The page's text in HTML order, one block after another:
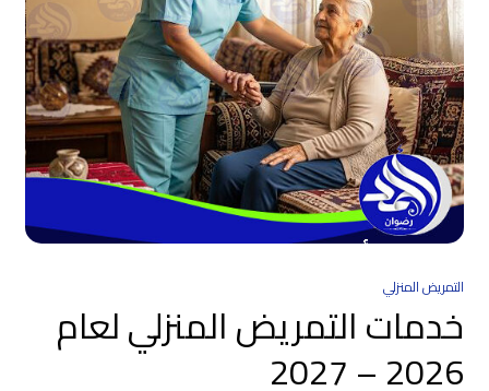
التمريض المنزلي
خدمات التمريض المنزلي لعام
2026 – 2027